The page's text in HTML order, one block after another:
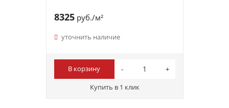
8325руб./м²
уточнить наличие
В корзину
Купить в 1 клик